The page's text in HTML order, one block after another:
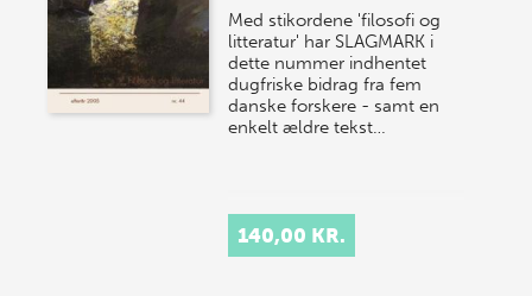
Med stikordene 'filosofi og
litteratur' har SLAGMARK i
dette nummer indhentet
dugfriske bidrag fra fem
danske forskere - samt en
enkelt ældre tekst…
140,00 KR.